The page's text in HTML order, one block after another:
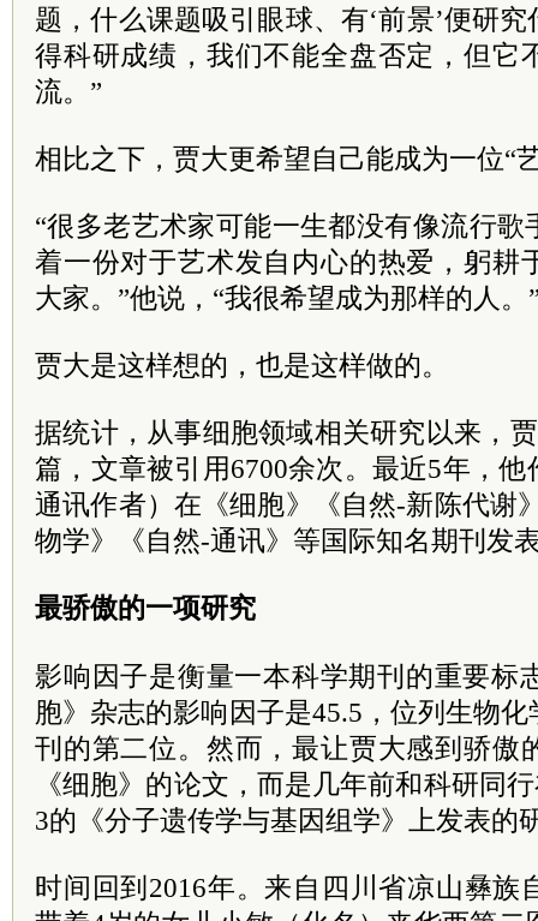
题，什么课题吸引眼球、有‘前景’便研
得科研成绩，我们不能全盘否定，但它
流。”
相比之下，贾大更希望自己能成为一位“
“很多老艺术家可能一生都没有像流行
着一份对于艺术发自内心的热爱，躬耕
大家。”他说，“我很希望成为那样的人。
贾大是这样想的，也是这样做的。
据统计，从事细胞领域相关研究以来，
篇，文章被引用6700余次。最近5年，
通讯作者）在《细胞》《自然-新陈代谢
物学》《自然-通讯》等国际知名期刊发
最骄傲的一项研究
影响因子是衡量一本科学期刊的重要标
胞》杂志的影响因子是45.5，位列生物
刊的第二位。然而，最让贾大感到骄傲
《细胞》的论文，而是几年前和科研同
3的《分子遗传学与基因组学》上发表的
时间回到2016年。来自四川省凉山彝族